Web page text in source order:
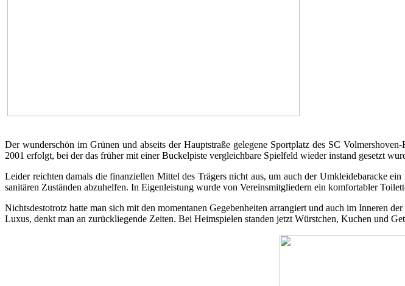
Der wunderschön im Grünen und abseits der Hauptstraße gelegene Sportplatz des SC
2001 erfolgt, bei der das früher mit einer Buckelpiste vergleichbare Spielfeld wieder instand gesetzt
Leider reichten damals die finanziellen Mittel des Trägers nicht aus, um auch der Umkleidebaracke
sanitären Zuständen abzuhelfen. In Eigenleistung wurde von Vereinsmitgliedern ein komfortabler
Nichtsdestotrotz hatte man sich mit den momentanen Gegebenheiten arrangiert und auch im Inneren
Luxus, denkt man an zurückliegende Zeiten. Bei Heimspielen standen jetzt Würstchen, Kuchen und